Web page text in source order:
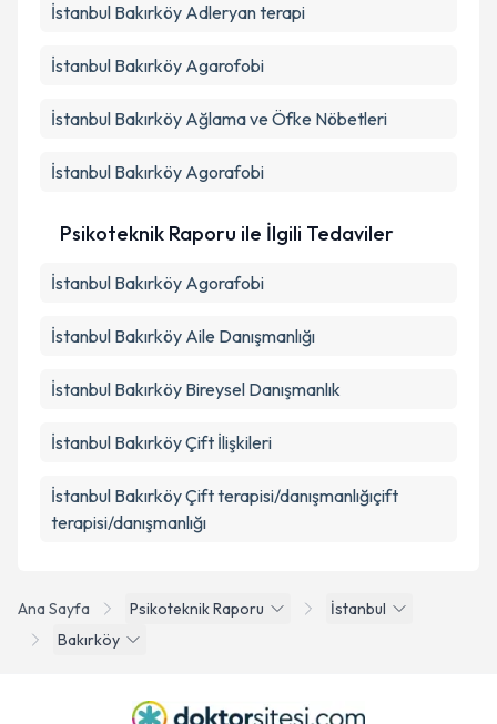
Ana Sayfa Psikoteknik Raporu
İstanbul
Bakırköy
İstanbul Bakırköy Adleryan terapi
İstanbul Bakırköy Agarofobi
İstanbul Bakırköy Ağlama ve Öfke Nöbetleri
İstanbul Bakırköy Agorafobi
Psikoteknik Raporu ile İlgili Tedaviler
İstanbul Bakırköy Agorafobi
İstanbul Bakırköy Aile Danışmanlığı
İstanbul Bakırköy Bireysel Danışmanlık
İstanbul Bakırköy Çift İlişkileri
İstanbul Bakırköy Çift terapisi/danışmanlığıçift
terapisi/danışmanlığı